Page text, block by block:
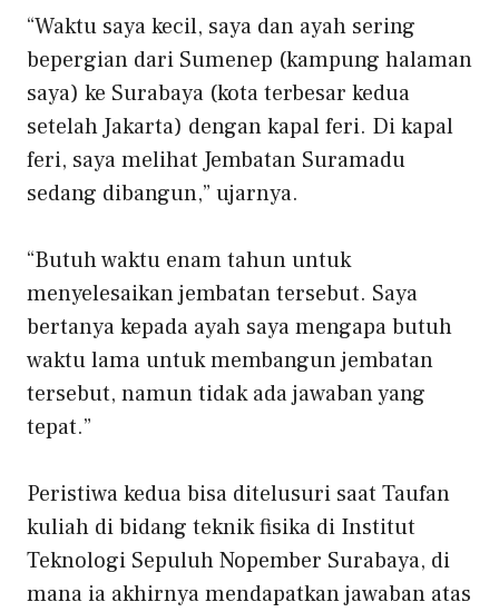
“Waktu saya kecil, saya dan ayah sering
bepergian dari Sumenep (kampung halaman
saya) ke Surabaya (kota terbesar kedua
setelah Jakarta) dengan kapal feri. Di kapal
feri, saya melihat Jembatan Suramadu
sedang dibangun,” ujarnya.
“Butuh waktu enam tahun untuk
menyelesaikan jembatan tersebut. Saya
bertanya kepada ayah saya mengapa butuh
waktu lama untuk membangun jembatan
tersebut, namun tidak ada jawaban yang
tepat.”
Peristiwa kedua bisa ditelusuri saat Taufan
kuliah di bidang teknik fisika di Institut
Teknologi Sepuluh Nopember Surabaya, di
mana ia akhirnya mendapatkan jawaban atas